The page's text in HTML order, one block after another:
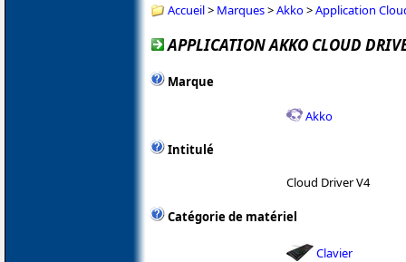
Accueil> Marques>Akko>Application
APPLICATION AKKO CLOUD
Marque
Akko
Intitulé
Cloud Driver V4
Catégorie de matériel
Clavier